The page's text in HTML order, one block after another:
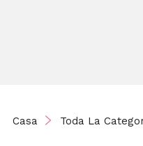
Casa Toda La